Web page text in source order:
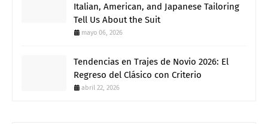
Italian, American, and Japanese Tailoring
Tell Us About the Suit
mayo 06, 2026
Tendencias en Trajes de Novio 2026: El
Regreso del Clásico con Criterio
abril 22, 2026